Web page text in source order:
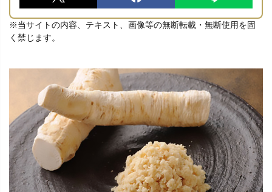
※当サイトの内容、テキスト、画像等の無断転載・無断使用を固
く禁じます。